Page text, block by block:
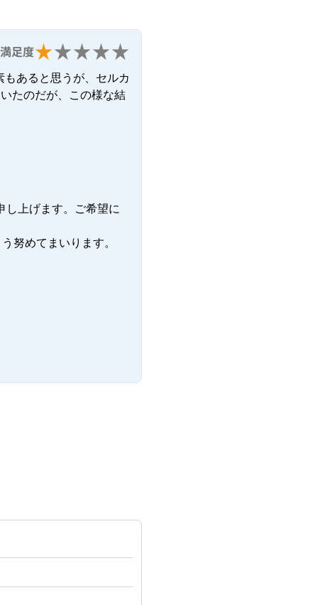
満足度
あると思うが、セルカ
たのだが、この様な結
し上げます。ご希望に